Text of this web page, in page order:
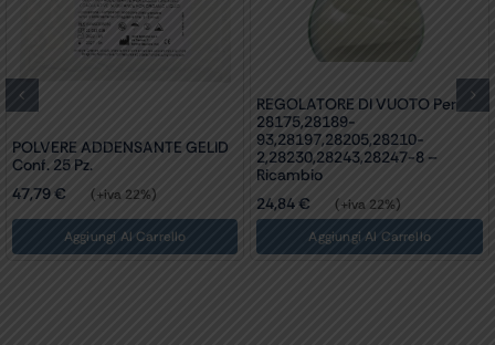
POLVERE ADDENSANTE GELID
Conf. 25 Pz.
47,79 € (+iva 22%)
Aggiungi Al Carrello
REGOLATORE DI VUOTO Per
28175,28189-
93,28197,28205,28210-
2,28230,28243,28247-8 –
Ricambio
24,84 €
(+iva 22%)
Aggiungi Al Carrello